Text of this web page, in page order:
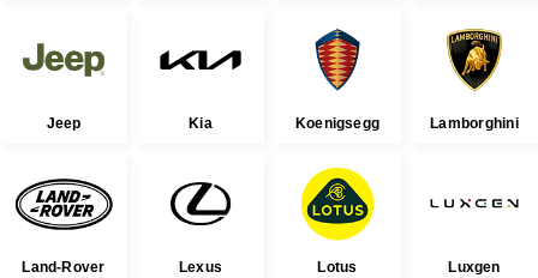
Jeep Kia Koenigsegg Lamborghini
Land-Rover Lexus Lotus Luxgen